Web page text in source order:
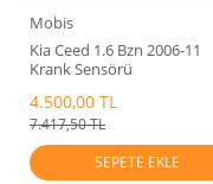
Mobis
Kia Ceed 1.6 Bzn 2006-11
Krank Sensörü
4.500,00 TL
7.417,50 TL
SEPETE EKLE